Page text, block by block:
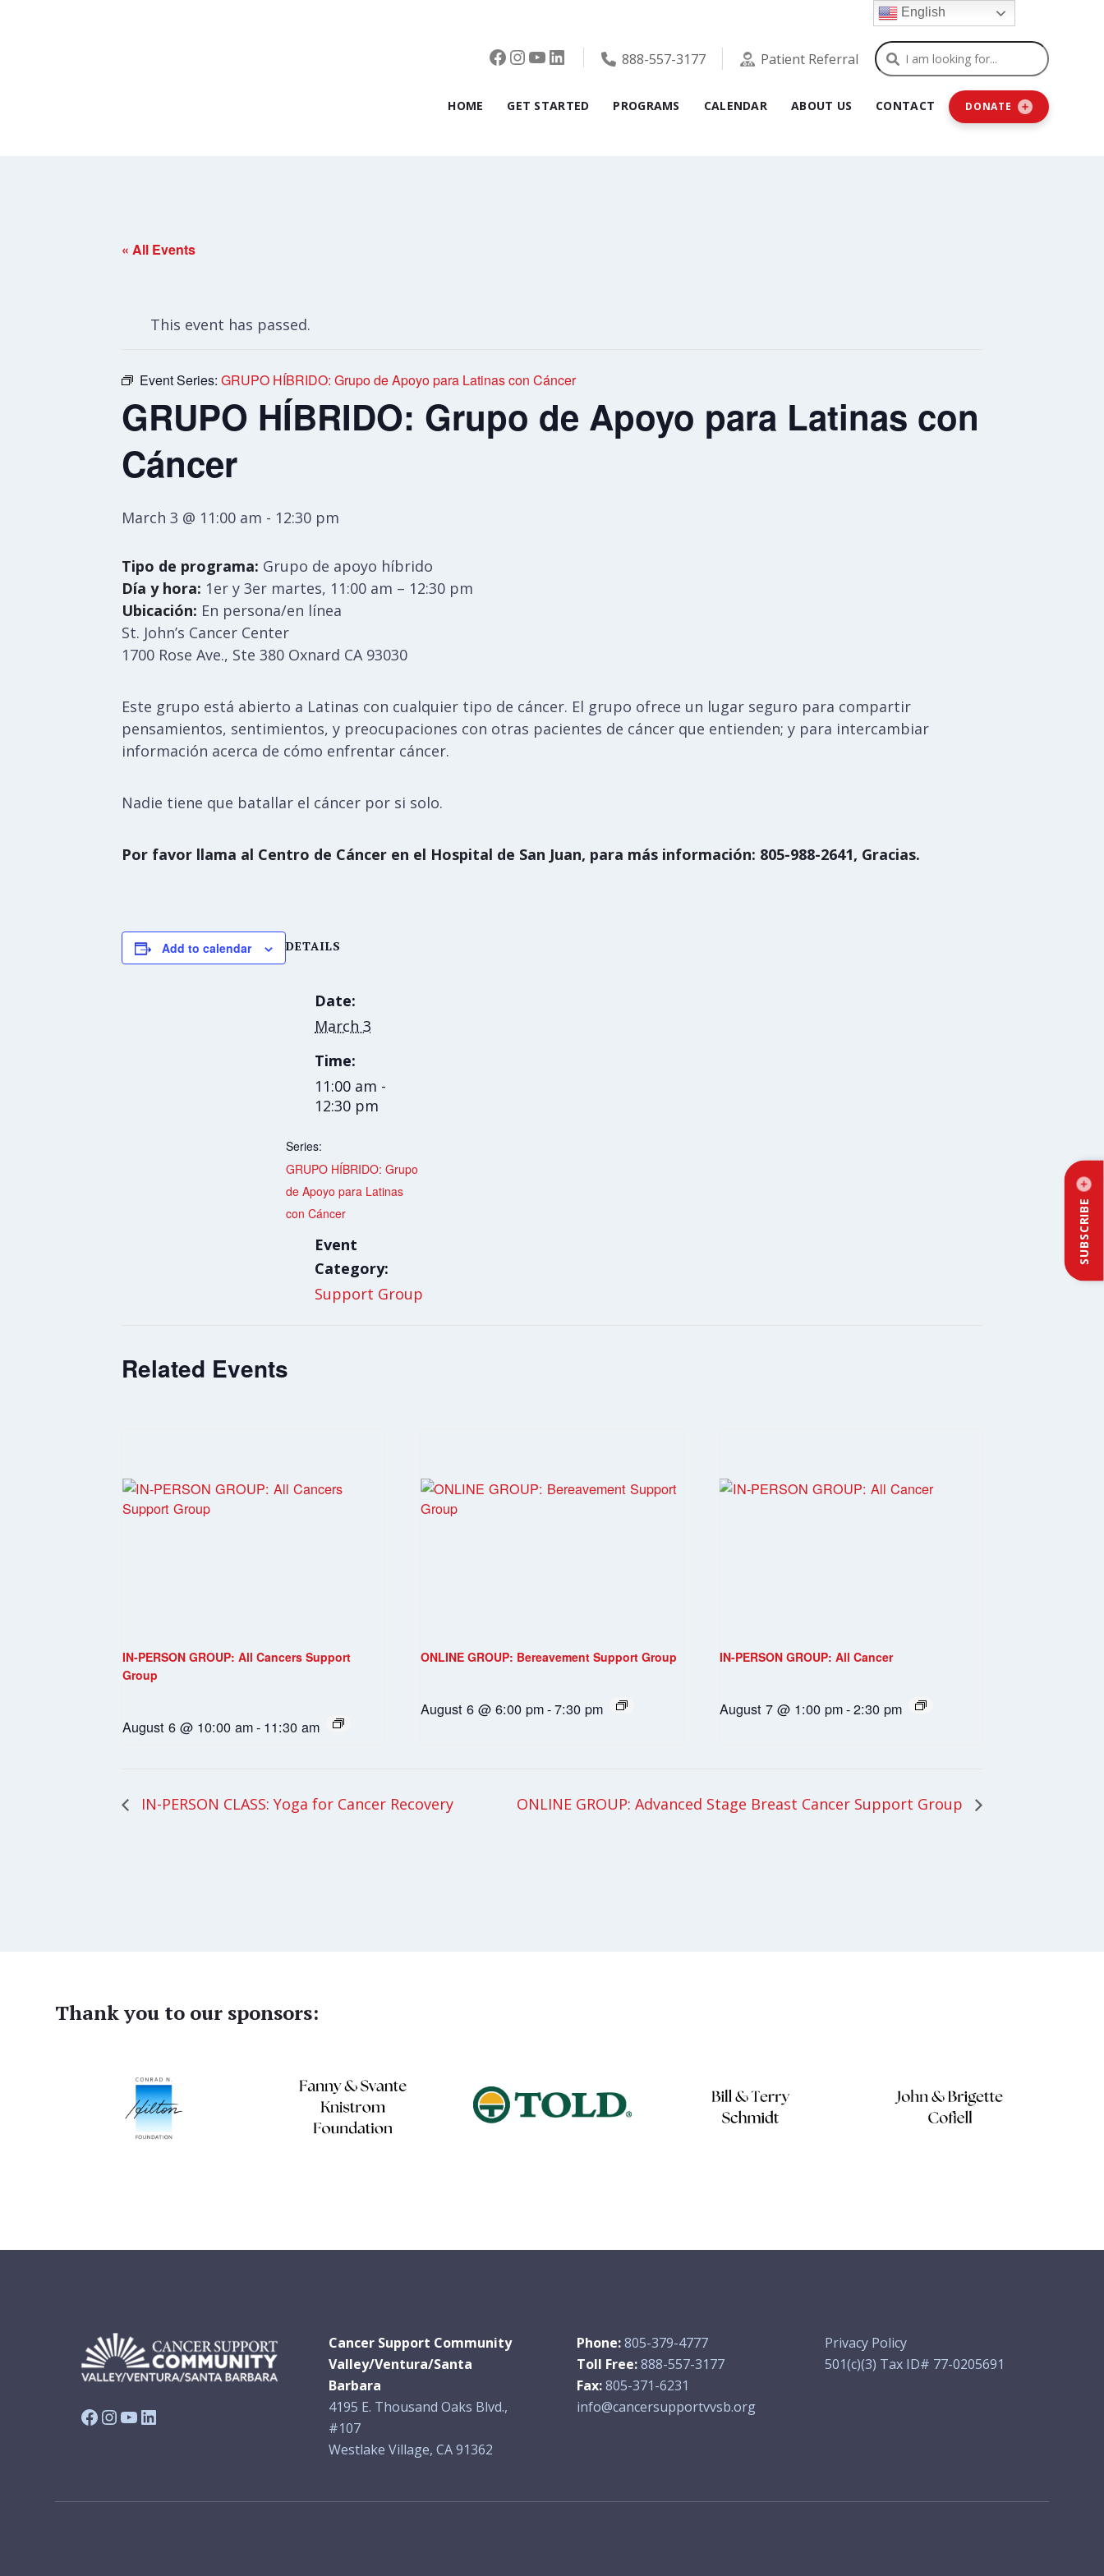
Facebook
Instagram
YouTube
LinkedIn888-557-3177 Patient Referral Search
HOME GET STARTED PROGRAMS CALENDAR ABOUT US CONTACT DONATE
SUBSCRIBE
« All Events
This event has passed.
Event Series: GRUPO HÍBRIDO: Grupo de Apoyo para Latinas con Cáncer
GRUPO HÍBRIDO: Grupo de Apoyo para Latinas con
Cáncer
March 3 @ 11:00 am - 12:30 pm
Tipo de programa: Grupo de apoyo híbrido
Día y hora: 1er y 3er martes, 11:00 am – 12:30 pm
Ubicación: En persona/en línea
St. John’s Cancer Center
1700 Rose Ave., Ste 380 Oxnard CA 93030
Este grupo está abierto a Latinas con cualquier tipo de cáncer. El grupo ofrece un lugar seguro para compartir
pensamientos, sentimientos, y preocupaciones con otras pacientes de cáncer que entienden; y para intercambiar
información acerca de cómo enfrentar cáncer.
Nadie tiene que batallar el cáncer por si solo.
Por favor llama al Centro de Cáncer en el Hospital de San Juan, para más información: 805-988-2641, Gracias.
Add to calendar DETAILS
Date:
March 3
Time:
11:00 am -
12:30 pm
Series:
GRUPO HÍBRIDO: Grupo
de Apoyo para Latinas
con Cáncer
Event
Category:
Support Group
Related Events
IN-PERSON GROUP: All Cancers Support
Group
August 6 @ 10:00 am- 11:30 am
ONLINE GROUP: Bereavement Support Group
August 6 @ 6:00 pm-7:30 pm
IN-PERSON GROUP: All Cancer
August 7 @ 1:00 pm-2:30 pm
IN-PERSON CLASS: Yoga for Cancer Recovery ONLINE GROUP: Advanced Stage Breast Cancer Support Group
Thank you to our sponsors:
Facebook
Instagram
YouTube
LinkedIn
Cancer Support Community
Valley/Ventura/Santa
Barbara
4195 E. Thousand Oaks Blvd.,
#107
Westlake Village, CA 91362
Phone:805-379-4777
Toll Free:888-557-3177
Fax:805-371-6231
info@cancersupportvvsb.org
Privacy Policy
501(c)(3) Tax ID# 77-0205691
English